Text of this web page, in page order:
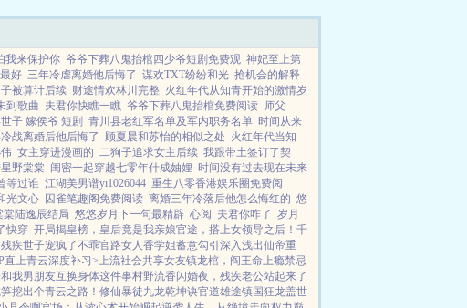
我来保护你 爷爷下葬八鬼抬棺四少爷短剧免费观 神妃至上第
好 三年冷虐离婚他后悔了 谋欢TXT纷纷和光 抢机会的解释
被算计后续 财途情欢林川完整 火红年代从知青开始的激情岁
到歌曲 夫君你快瞧一瞧 爷爷下葬八鬼抬棺免费阅读 师父
子 嫁侯爷 短剧 青川县老红军名单及军内职务名单 时间从来
战离婚后他后悔了 顾夏晨和苏怡的相似之处 火红年代当知
女主穿进漫画的 二狗子追求女主后续 我跟带土签订了契
野棠棠 闺密一起穿越七零年什成妯娌 时间没有过去现在未来
等过谁 江湖美男谱yi1026044 重生八零香港娱乐圈免费阅
光文心 囚雀笔趣阁免费阅读 离婚三年冷落后他怎么悔红的 悠
棠陆逸辰结局 悠悠岁月下一句最精辟 心阅 夫君你咋了 岁月
快穿 开局揭皇榜，皇后竟是我亲娘官途，搭上女领导之后！ 千
疾世子宠疯了不乖官路女人香学姐蓄意勾引 深入浅出仙帝重
直上青云深度补习>上流社会共享女友镇龙棺，阎王命上瘾禁忌
我男朋友互换身体这件事村野流香闪婚夜，残疾老公站起来了
挖出个青云之路！ 修仙暴徒九龙乾坤诀官道雄途镇国狂龙盖世